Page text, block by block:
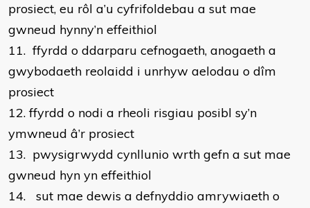
prosiect, eu rôl a’u cyfrifoldebau a sut mae
gwneud hynny’n effeithiol
11. ffyrdd o ddarparu cefnogaeth, anogaeth a
gwybodaeth reolaidd i unrhyw aelodau o dîm
prosiect
12. ffyrdd o nodi a rheoli risgiau posibl sy’n
ymwneud â’r prosiect
13. pwysigrwydd cynllunio wrth gefn a sut mae
gwneud hyn yn effeithiol
14.
sut mae dewis a defnyddio amrywiaeth o